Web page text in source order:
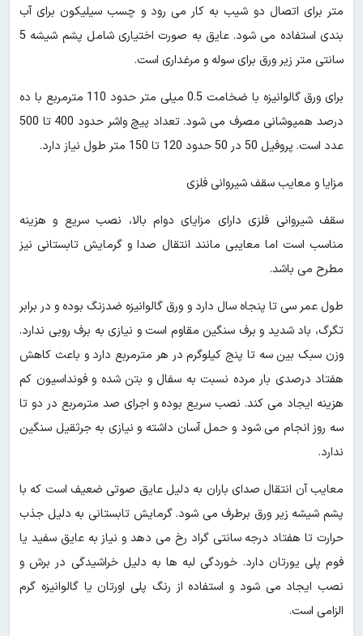
متر برای اتصال دو شیب به کار می رود و چسب سیلیکون برای آب
بندی استفاده می شود. عایق به صورت اختیاری شامل پشم شیشه 5
سانتی متر زیر ورق برای سوله و مرغداری است.
برای ورق گالوانیزه با ضخامت 0.5 میلی متر حدود 110 مترمربع با ده
درصد همپوشانی مصرف می شود. تعداد پیچ واشر حدود 400 تا 500
عدد است. پروفیل 50 در 50 حدود 120 تا 150 متر طول نیاز دارد.
مزایا و معایب سقف شیروانی فلزی
سقف شیروانی فلزی دارای مزایای دوام بالا، نصب سریع و هزینه
مناسب است اما معایبی مانند انتقال صدا و گرمایش تابستانی نیز
مطرح می باشد.
طول عمر سی تا پنجاه سال دارد و ورق گالوانیزه ضدزنگ بوده و در برابر
تگرگ، باد شدید و برف سنگین مقاوم است و نیازی به برف روبی ندارد.
وزن سبک بین سه تا پنج کیلوگرم در هر مترمربع دارد و باعث کاهش
هفتاد درصدی بار مرده نسبت به سفال و بتن شده و فونداسیون کم
هزینه ایجاد می کند. نصب سریع بوده و اجرای صد مترمربع در دو تا
سه روز انجام می شود و حمل آسان داشته و نیازی به جرثقیل سنگین
ندارد.
معایب آن انتقال صدای باران به دلیل عایق صوتی ضعیف است که با
پشم شیشه زیر ورق برطرف می شود. گرمایش تابستانی به دلیل جذب
حرارت تا هفتاد درجه سانتی گراد رخ می دهد و نیاز به عایق سفید یا
فوم پلی یورتان دارد. خوردگی لبه ها به دلیل خراشیدگی در برش و
نصب ایجاد می شود و استفاده از رنگ پلی اورتان یا گالوانیزه گرم
الزامی است.